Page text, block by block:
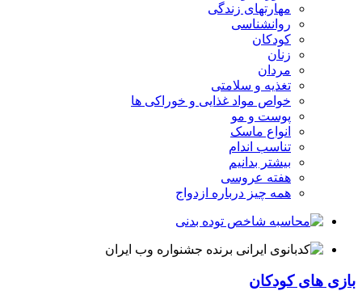
مهارتهای زندگی
روانشناسی
کودکان
زنان
مردان
تغذیه و سلامتی
خواص مواد غذایی و خوراکی ها
پوست و مو
انواع ماسک
تناسب اندام
بیشتر بدانیم
هفته عروسی
همه چیز درباره ازدواج
بازی های کودکان